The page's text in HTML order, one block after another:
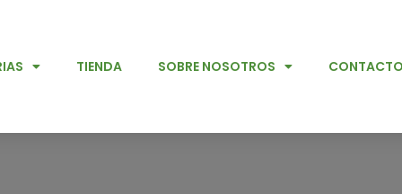
TIENDA SOBRE NOSOTROS CONTACTO